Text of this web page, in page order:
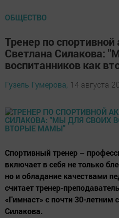
ОБЩЕСТВО
Тренер по спортивной
Светлана Силакова:
воспитанников как
Гузель Гумерова, 14 августа
Спортивный тренер –
включает в себя не только
но и обладание качествами
считает тренер-
«Гимнаст» с почти 30-летним
Силакова.